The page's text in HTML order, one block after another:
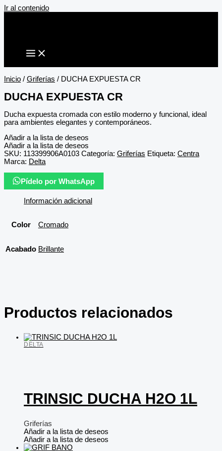
Ir al contenido
Inicio / Griferías / DUCHA EXPUESTA CR
DUCHA EXPUESTA CR
Ducha expuesta cromada con estilo moderno y funcional, ideal
para ambientes elegantes y contemporáneos.
Añadir a la lista de deseos
Añadir a la lista de deseos
SKU: 113399906A0103 Categoría: Griferías Etiqueta: Centra
Marca: Delta
Pídelo por WhatsApp
Información adicional
Color Cromado
Acabado Brillante
Productos relacionados
DELTA
TRINSIC DUCHA H2O 1L
Griferías
Añadir a la lista de deseos
Añadir a la lista de deseos